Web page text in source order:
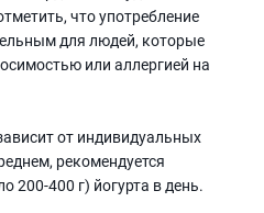
что употребление
для людей, которые
или аллергией на
от индивидуальных
рекомендуется
200-400 г) йогурта в день.